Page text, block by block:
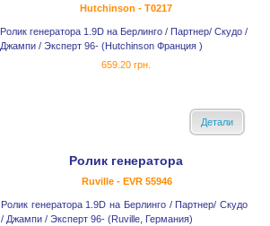
Hutchinson - T0217
Ролик генератора 1.9D на Берлинго / Партнер/ Скудо /
Джампи / Эксперт 96- (Hutchinson Франция )
659.20 грн.
Детали
Ролик генератора
Ruville - EVR 55946
Ролик генератора 1.9D на Берлинго / Партнер/ Скудо
/ Джампи / Эксперт 96- (Ruville, Германия)